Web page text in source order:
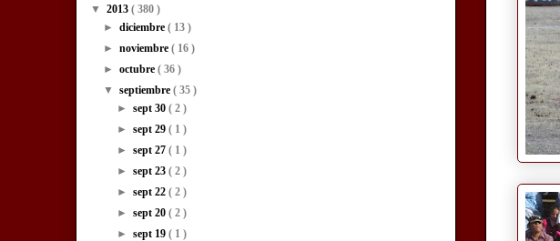
▼ 2013 ( 380 )
►diciembre( 13 )
►noviembre( 16 )
►octubre( 36 )
▼septiembre( 35 )
► sept 30 ( 2 )
► sept 29 ( 1 )
► sept 27 ( 1 )
► sept 23 ( 2 )
► sept 22 ( 2 )
► sept 20 ( 2 )
► sept 19 ( 1 )